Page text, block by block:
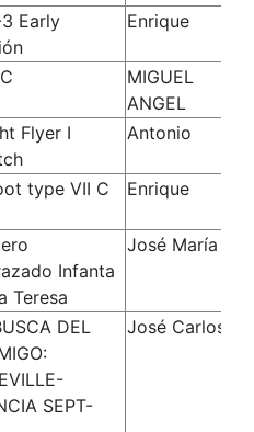
Early
Enrique
MIGUEL
ANGEL
Flyer I
Antonio
type VII C
Enrique
Infanta
Teresa
José María
DEL
SEPT-
José Carlos